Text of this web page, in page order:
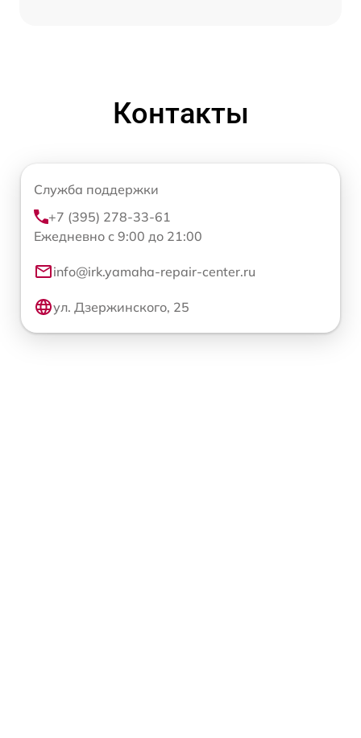
Контакты
Служба поддержки
+7 (395) 278-33-61
Ежедневно с 9:00 до 21:00
info@irk.yamaha-repair-center.ru
ул. Дзержинского, 25